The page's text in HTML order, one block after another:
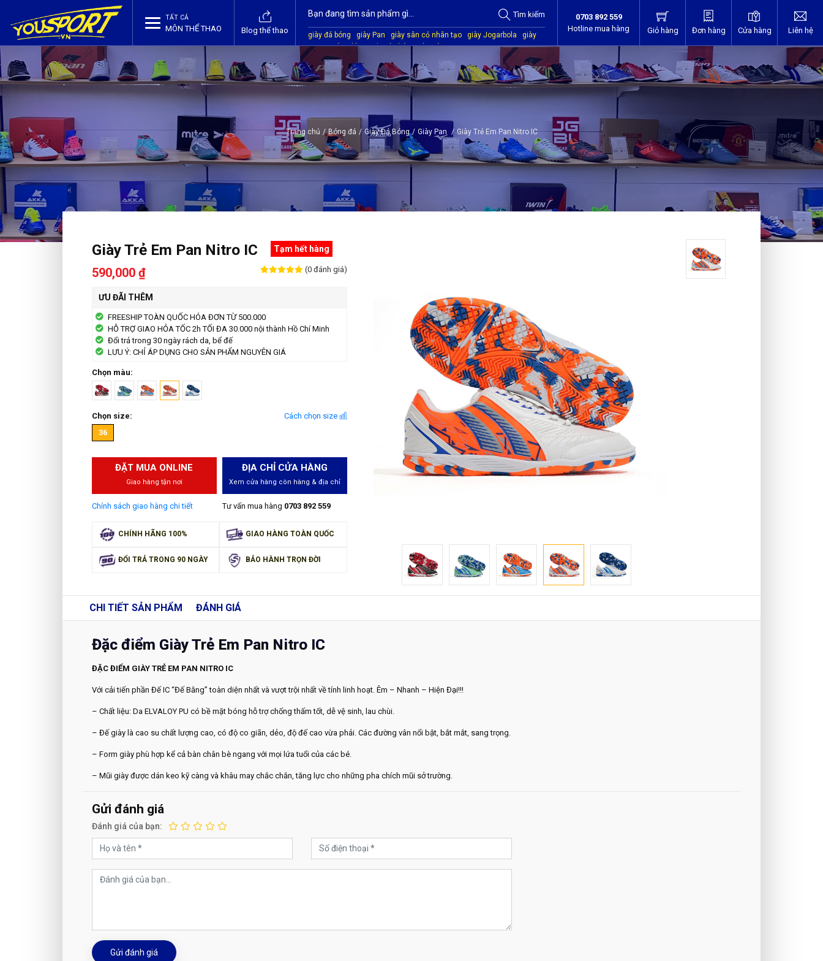
TẤT CẢ
MÔN THỂ THAO Blog thể thao
Tìm kiếm
giày đá bóng giày Pan giày sân cỏ nhân tạo giày Jogarbola
giày
Mitre
giày Akka quần áo bóng đá giày Kamito
0703 892 559
Hotline mua hàng
Giỏ hàng Đơn hàng Cửa hàng Liên hệ
Trang chủ / Bóng đá / Giày Đá Bóng / Giày Pan / Giày Trẻ Em Pan Nitro IC
Giày Trẻ Em Pan Nitro IC Tạm hết hàng
590,000 ₫ (0 đánh giá)
ƯU ĐÃI THÊM
FREESHIP TOÀN QUỐC HÓA ĐƠN TỪ 500.000
HỖ TRỢ GIAO HỎA TỐC 2h TỐI ĐA 30.000 nội thành Hồ Chí Minh
Đổi trả trong 30 ngày rách da, bể đế
LƯU Ý: CHỈ ÁP DỤNG CHO SẢN PHẨM NGUYÊN GIÁ
Chọn màu:
Chọn size:
Cách chọn size
36
ĐẶT MUA ONLINE
Giao hàng tận nơi
Chính sách giao hàng chi tiết
ĐỊA CHỈ CỬA HÀNG
Xem cửa hàng còn hàng & địa chỉ
Tư vấn mua hàng 0703 892 559
CHÍNH HÃNG 100% GIAO HÀNG TOÀN QUỐC
ĐỔI TRẢ TRONG 90 NGÀY BẢO HÀNH TRỌN ĐỜI
CHI TIẾT SẢN PHẨM ĐÁNH GIÁ
Đặc điểm Giày Trẻ Em Pan Nitro IC
ĐẶC ĐIỂM GIÀY TRẺ EM PAN NITRO IC
Với cải tiến phần Đế IC “Đế Bằng” toàn diện nhất và vượt trội nhất về tính linh hoạt. Êm – Nhanh – Hiện Đại!!!
– Chất liệu: Da ELVALOY PU có bề mặt bóng hỗ trợ chống thấm tốt, dễ vệ sinh, lau chùi.
– Đế giày là cao su chất lượng cao, có độ co giãn, dẻo, độ đế cao vừa phải. Các đường vân nổi bật, bắt mắt, sang trọng.
– Form giày phù hợp kể cả bàn chân bè ngang với mọi lứa tuổi của các bé.
– Mũi giày được dán keo kỹ càng và khâu may chắc chắn, tăng lực cho những pha chích mũi sở trường.
Gửi đánh giá
Đánh giá của bạn:
Gửi đánh giá